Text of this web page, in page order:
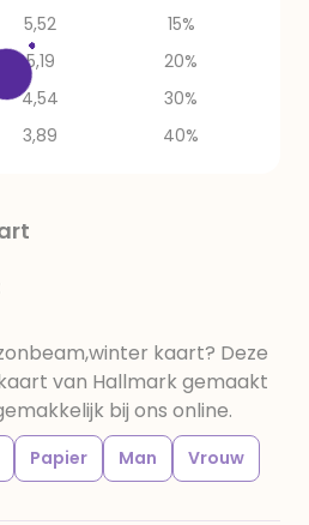
5,52
15%
5,19
20%
4,54
30%
3,89 40%
kaart? Deze
van Hallmark gemaakt
bij ons online.
Papier Man Vrouw